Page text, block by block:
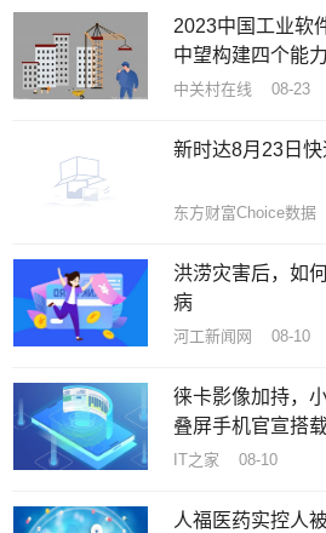
2023中国工业软
中望构建四个能
新突围
中关村在线 08-23
新时达8月23日
东方财富Choice数
洪涝灾害后，如
病
河工新闻网 08-10
徕卡影像加持，
叠屏手机官宣搭
IT之家 08-10
人福医药实控人